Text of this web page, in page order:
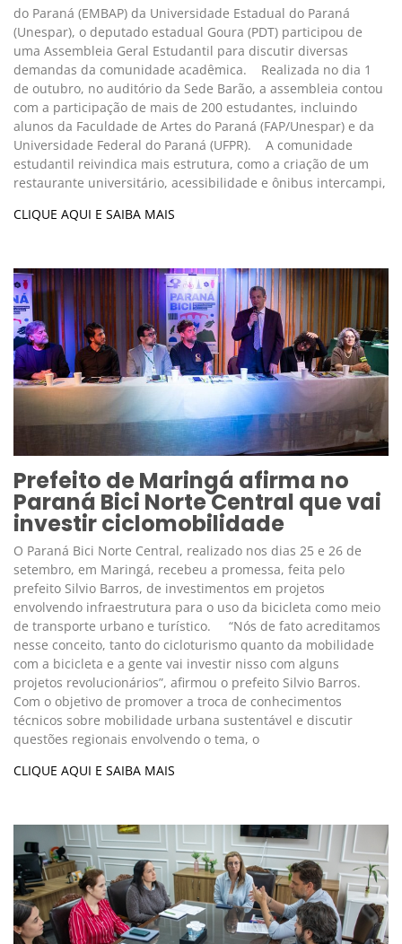
do Paraná (EMBAP) da Universidade Estadual do Paraná
(Unespar), o deputado estadual Goura (PDT) participou de
uma Assembleia Geral Estudantil para discutir diversas
demandas da comunidade acadêmica. Realizada no dia 1
de outubro, no auditório da Sede Barão, a assembleia contou
com a participação de mais de 200 estudantes, incluindo
alunos da Faculdade de Artes do Paraná (FAP/Unespar) e da
Universidade Federal do Paraná (UFPR). A comunidade
estudantil reivindica mais estrutura, como a criação de um
restaurante universitário, acessibilidade e ônibus intercampi,
CLIQUE AQUI E SAIBA MAIS
Prefeito de Maringá afirma no
Paraná Bici Norte Central que vai
investir ciclomobilidade
O Paraná Bici Norte Central, realizado nos dias 25 e 26 de
setembro, em Maringá, recebeu a promessa, feita pelo
prefeito Silvio Barros, de investimentos em projetos
envolvendo infraestrutura para o uso da bicicleta como meio
de transporte urbano e turístico. “Nós de fato acreditamos
nesse conceito, tanto do cicloturismo quanto da mobilidade
com a bicicleta e a gente vai investir nisso com alguns
projetos revolucionários”, afirmou o prefeito Silvio Barros.
Com o objetivo de promover a troca de conhecimentos
técnicos sobre mobilidade urbana sustentável e discutir
questões regionais envolvendo o tema, o
CLIQUE AQUI E SAIBA MAIS